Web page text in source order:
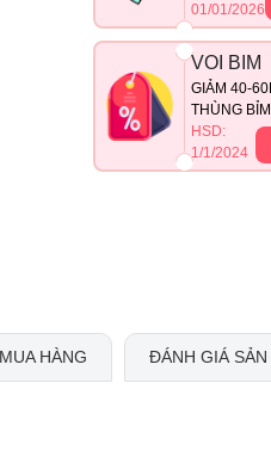
01/01/2026
VOI BIM
GIẢM 40-
THÙNG BỈM
HSD:
1/1/2024
HÀNG ĐÁNH GIÁ SẢN